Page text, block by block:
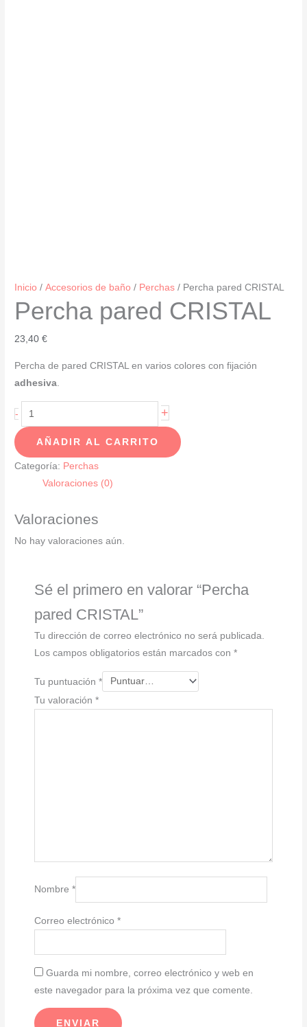
Inicio /Accesorios de baño / Perchas / Percha pared CRISTAL
Percha pared CRISTAL
23,40€
Percha de pared CRISTAL en varios colores con fijación
adhesiva.
-
Percha
pared
CRISTAL
cantidad
+
AÑADIR AL CARRITO
Categoría: Perchas
Valoraciones (0)
Valoraciones
No hay valoraciones aún.
Sé el primero en valorar “Percha
pared CRISTAL”
Tu dirección de correo electrónico no será publicada.
Los campos obligatorios están marcados con*
Tu puntuación*
Tu valoración*
Nombre*
Correo electrónico*
Guarda mi nombre, correo electrónico y web en
este navegador para la próxima vez que comente.